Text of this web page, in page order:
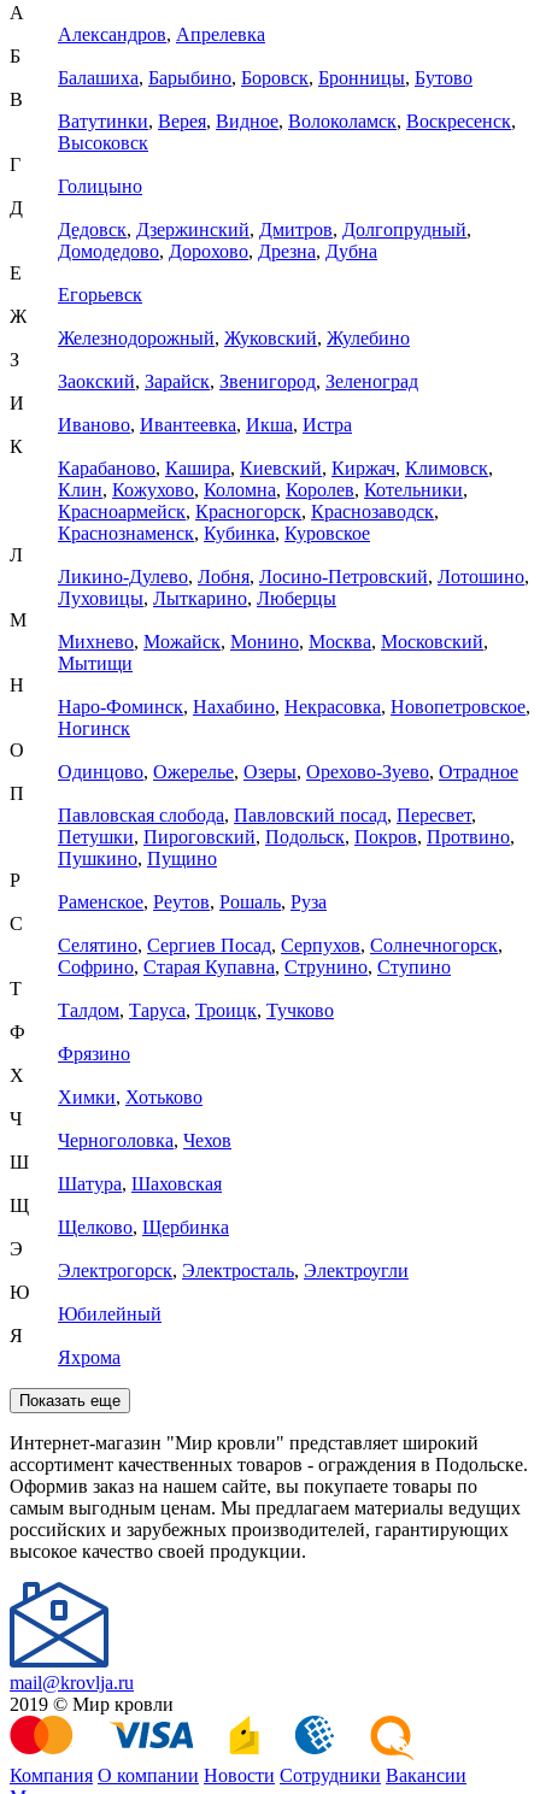
А
Александров, Апрелевка
Б
Балашиха, Барыбино, Боровск, Бронницы, Бутово
В
Ватутинки, Верея, Видное, Волоколамск, Воскресенск,
Высоковск
Г
Голицыно
Д
Дедовск, Дзержинский, Дмитров, Долгопрудный,
Домодедово, Дорохово, Дрезна, Дубна
Е
Егорьевск
Ж
Железнодорожный, Жуковский, Жулебино
З
Заокский, Зарайск, Звенигород, Зеленоград
И
Иваново, Ивантеевка, Икша, Истра
К
Карабаново, Кашира, Киевский, Киржач, Климовск,
Клин, Кожухово, Коломна, Королев, Котельники,
Красноармейск, Красногорск, Краснозаводск,
Краснознаменск, Кубинка, Куровское
Л
Ликино-Дулево, Лобня, Лосино-Петровский, Лотошино,
Луховицы, Лыткарино, Люберцы
М
Михнево, Можайск, Монино, Москва, Московский,
Мытищи
Н
Наро-Фоминск, Нахабино, Некрасовка, Новопетровское,
Ногинск
О
Одинцово, Ожерелье, Озеры, Орехово-Зуево, Отрадное
П
Павловская слобода, Павловский посад, Пересвет,
Петушки, Пироговский, Подольск, Покров, Протвино,
Пушкино, Пущино
Р
Раменское, Реутов, Рошаль, Руза
С
Селятино, Сергиев Посад, Серпухов, Солнечногорск,
Софрино, Старая Купавна, Струнино, Ступино
Т
Талдом, Таруса, Троицк, Тучково
Ф
Фрязино
Х
Химки, Хотьково
Ч
Черноголовка, Чехов
Ш
Шатура, Шаховская
Щ
Щелково, Щербинка
Э
Электрогорск, Электросталь, Электроугли
Ю
Юбилейный
Я
Яхрома
Показать еще
Интернет-магазин "Мир кровли" представляет широкий
ассортимент качественных товаров - ограждения в Подольске.
Оформив заказ на нашем сайте, вы покупаете товары по
самым выгодным ценам. Мы предлагаем материалы ведущих
российских и зарубежных производителей, гарантирующих
высокое качество своей продукции.
mail@krovlja.ru
2019 © Мир кровли
Компания О компании Новости Сотрудники Вакансии